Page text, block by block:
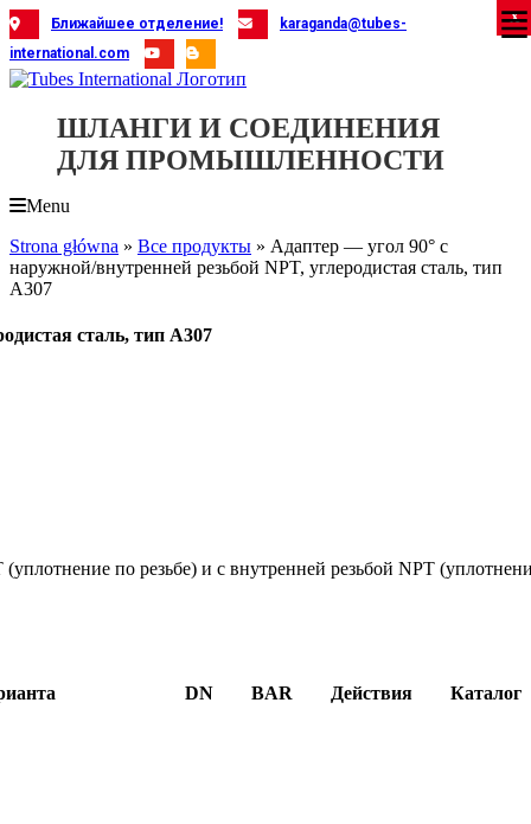
Skip
to
content
Ближайшее отделение!
karaganda@tubes-
international.com
ШЛАНГИ И СОЕДИНЕНИЯ
ДЛЯ ПРОМЫШЛЕННОСТИ
Menu
Strona główna » Все продукты » Адаптер — угол 90° с
наружной/внутренней резьбой NPT, углеродистая сталь, тип
A307
сталь, тип A307
по резьбе) и с внутренней резьбой NPT
DN BAR Действия Каталог
X
X
X
X
X
X
X
X
X
X
X
X
X
X
X
X
X
X
X